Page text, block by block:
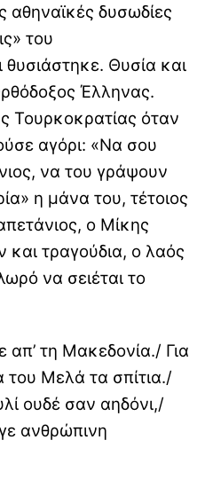
αθηναϊκές δυσωδίες
του
Θυσία και
Έλληνας.
Τουρκοκρατίας όταν
αγόρι: «Να σου
να του γράψουν
η μάνα του, τέτοιος
ο Μίκης
και τραγούδια, ο λαός
να σειέται το
απ’ τη Μακεδονία./ Για
του Μελά τα σπίτια./
ουδέ σαν αηδόνι,/
ανθρώπινη